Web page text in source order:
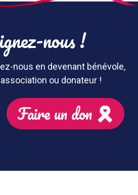
nous !
nous en devenant bénévole,
ou donateur !
Faire un don